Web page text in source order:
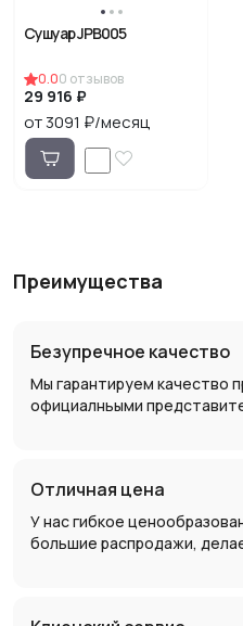
Сушуар JPB005
0.00 отзывов
29 916 ₽
от 3091 ₽/месяц
Преимущества
Безупречное качество
Мы гарантируем качество
официалньыми
Отличная цена
У нас гибкое
большие распродажи,